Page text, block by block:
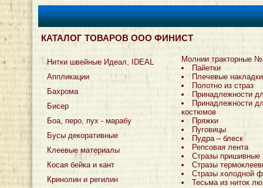
КАТАЛОГ ТОВАРОВ ООО ФИНИСТ
Нитки швейные Идеал, IDEAL
Аппликации
Бахрома
Бисер
Боа, перо, пух - марабу
Бусы декоративные
Клеевые материалы
Косая бейка и кант
Кринолин и регилин
Молнии тракторные
Пайетки
Плечевые накладки
Полотно из страз
Принадлежности
Принадлежности
костюмов
Пряжки
Пуговицы
Пудра – блеск
Репсовая лента
Стразы пришивные
Стразы
Стразы холодной
Тесьма из ниток